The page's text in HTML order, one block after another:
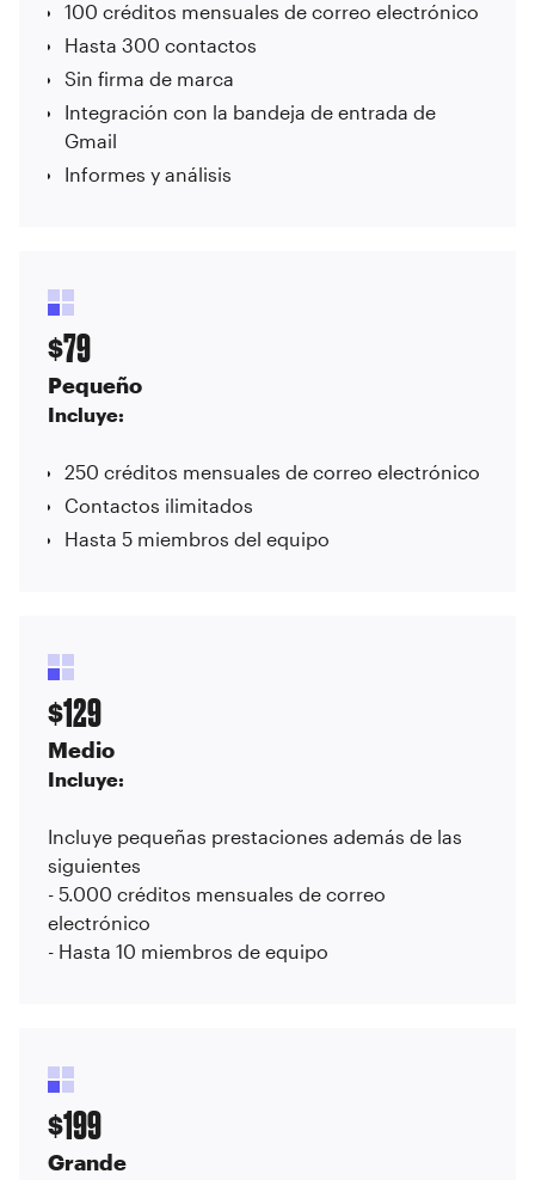
100 créditos mensuales de correo electrónico
Hasta 300 contactos
Sin firma de marca
Integración con la bandeja de entrada de
Gmail
Informes y análisis
$79
Pequeño
Incluye:
250 créditos mensuales de correo electrónico
Contactos ilimitados
Hasta 5 miembros del equipo
$129
Medio
Incluye:
Incluye pequeñas prestaciones además de las
siguientes
- 5.000 créditos mensuales de correo
electrónico
- Hasta 10 miembros de equipo
$199
Grande